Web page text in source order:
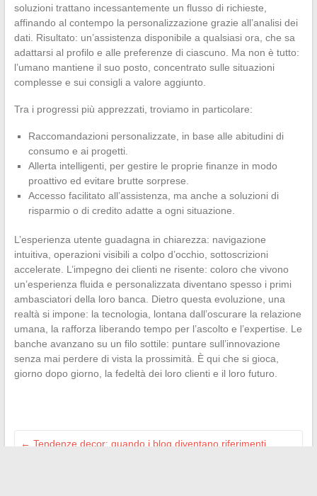
soluzioni trattano incessantemente un flusso di richieste,
affinando al contempo la personalizzazione grazie all’analisi dei
dati. Risultato: un’assistenza disponibile a qualsiasi ora, che sa
adattarsi al profilo e alle preferenze di ciascuno. Ma non è tutto:
l’umano mantiene il suo posto, concentrato sulle situazioni
complesse e sui consigli a valore aggiunto.
Tra i progressi più apprezzati, troviamo in particolare:
Raccomandazioni personalizzate, in base alle abitudini di
consumo e ai progetti.
Allerta intelligenti, per gestire le proprie finanze in modo
proattivo ed evitare brutte sorprese.
Accesso facilitato all’assistenza, ma anche a soluzioni di
risparmio o di credito adatte a ogni situazione.
L’esperienza utente guadagna in chiarezza: navigazione
intuitiva, operazioni visibili a colpo d’occhio, sottoscrizioni
accelerate. L’impegno dei clienti ne risente: coloro che vivono
un’esperienza fluida e personalizzata diventano spesso i primi
ambasciatori della loro banca. Dietro questa evoluzione, una
realtà si impone: la tecnologia, lontana dall’oscurare la relazione
umana, la rafforza liberando tempo per l’ascolto e l’expertise. Le
banche avanzano su un filo sottile: puntare sull’innovazione
senza mai perdere di vista la prossimità. È qui che si gioca,
giorno dopo giorno, la fedeltà dei loro clienti e il loro futuro.
← Tendenze decor: quando i blog diventano riferimenti